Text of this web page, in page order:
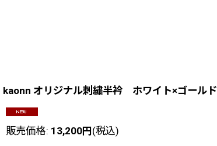
kaonn オリジナル刺繍半衿 ホワイト×ゴールド
販売価格: 13,200円 (税込)